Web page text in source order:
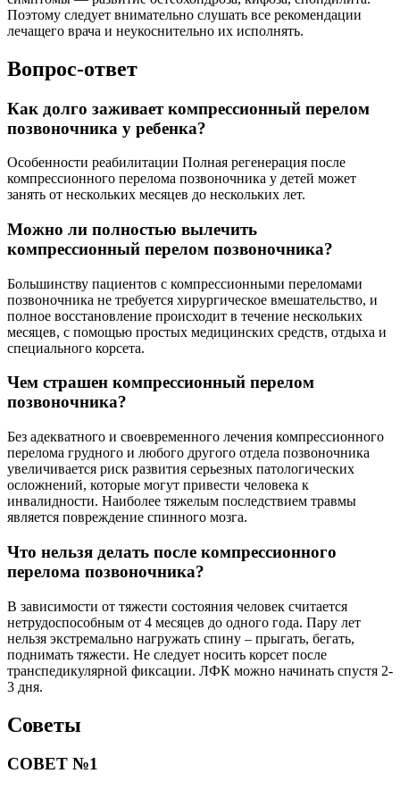
Поэтому следует внимательно слушать все рекомендации
лечащего врача и неукоснительно их исполнять.
Вопрос-ответ
Как долго заживает компрессионный перелом
позвоночника у ребенка?
Особенности реабилитации Полная регенерация после
компрессионного перелома позвоночника у детей может
занять от нескольких месяцев до нескольких лет.
Можно ли полностью вылечить
компрессионный перелом позвоночника?
Большинству пациентов с компрессионными переломами
позвоночника не требуется хирургическое вмешательство, и
полное восстановление происходит в течение нескольких
месяцев, с помощью простых медицинских средств, отдыха и
специального корсета.
Чем страшен компрессионный перелом
позвоночника?
Без адекватного и своевременного лечения компрессионного
перелома грудного и любого другого отдела позвоночника
увеличивается риск развития серьезных патологических
осложнений, которые могут привести человека к
инвалидности. Наиболее тяжелым последствием травмы
является повреждение спинного мозга.
Что нельзя делать после компрессионного
перелома позвоночника?
В зависимости от тяжести состояния человек считается
нетрудоспособным от 4 месяцев до одного года. Пару лет
нельзя экстремально нагружать спину – прыгать, бегать,
поднимать тяжести. Не следует носить корсет после
транспедикулярной фиксации. ЛФК можно начинать спустя 2-
3 дня.
Советы
СОВЕТ №1